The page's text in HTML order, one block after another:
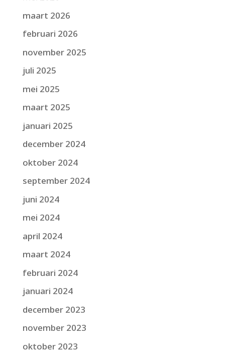
maart 2026
februari 2026
november 2025
juli 2025
mei 2025
maart 2025
januari 2025
december 2024
oktober 2024
september 2024
juni 2024
mei 2024
april 2024
maart 2024
februari 2024
januari 2024
december 2023
november 2023
oktober 2023